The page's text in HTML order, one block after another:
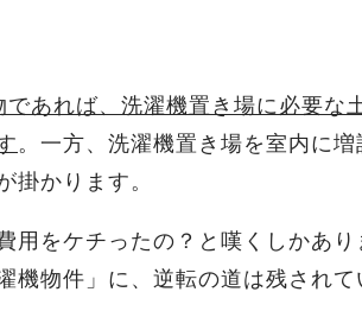
であれば、洗濯機置き場に必要な
。一方、洗濯機置き場を室内に
掛かります。
用をケチったの？と嘆くしかあ
機物件」に、逆転の道は残されて